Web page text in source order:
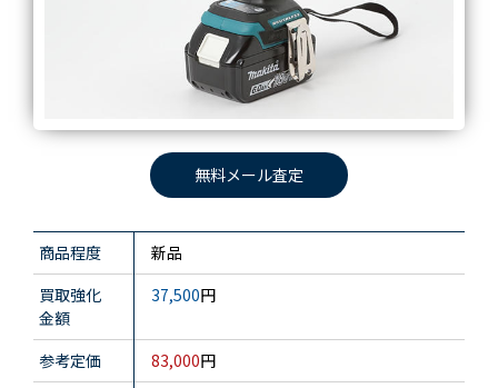
無料メール査定
商品程度
新品
買取強化
金額
37,500円
参考定価 83,000円